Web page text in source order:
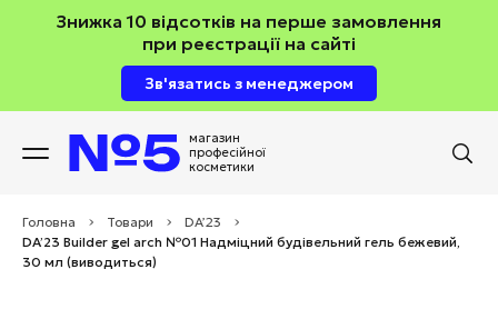
Знижка 10 відсотків на перше замовлення
при реєстрації на сайті
Зв'язатись з менеджером
магазин
професійної
косметики
Головна > Товари > DA’23
>
DA’23 Builder gel arch №01 Надміцний будівельний гель бежевий,
30 мл (виводиться)